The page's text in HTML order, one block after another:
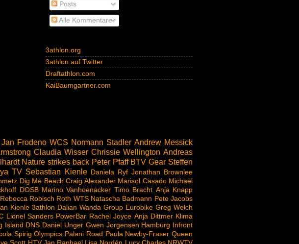
Posts
Alle Kommentare
3athlon.org
3athlon auf Twitter
Draftathlon.com
KaiBaumgartner.com
Jan Frodeno WCS Normann Stadler Andrew Messick
Claudia Wisser Chrissie Wellington Andreas
Nature strikes back Peter Pfaff BTV Gear Steffen
TV Sebastian Kienle Daniela Ryf Jonathan Brownlee
Dig Me Beach Craig Alexander Marisol Casado Michael
DOSB Marino Vanhoenacker Timo Bracht Anja Knapp
Rebecca Robisch Roth WTS Natascha Badmann Pete Jacobs
Kienle 3athlon Dalian Wanda Group Eurobike Greg Welch
Lionel Sanders PowerBar Rachel Joyce Anja Dittmer Klima
Island DNS Daniel Unger Gwen Jorgensen Hamburg
Infront
Spirig Olympics Palani Road Paula Newby-Fraser Queen